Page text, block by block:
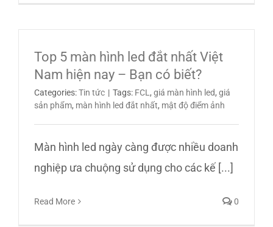
Top 5 màn hình led đắt nhất Việt
Nam hiện nay – Bạn có biết?
Categories:Tin tức | Tags: FCL , giá màn hình led, giá
sản phẩm, màn hình led đắt nhất, mật độ điểm ảnh
Màn hình led ngày càng được nhiều doanh
nghiệp ưa chuộng sử dụng cho các kế [...]
Read More 0